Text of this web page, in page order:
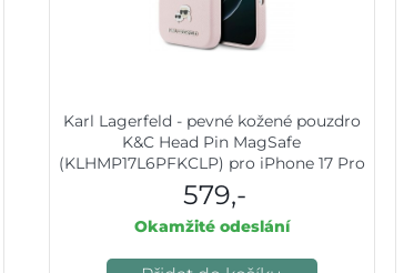
Karl Lagerfeld - pevné kožené pouzdro
K&C Head Pin MagSafe
(KLHMP17L6PFKCLP) pro iPhone 17 Pro
- růžová
579,-
Okamžité odeslání